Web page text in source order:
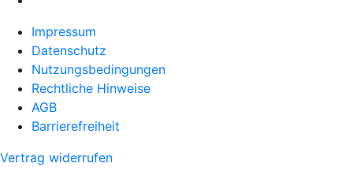
Impressum
Datenschutz
Nutzungsbedingungen
Rechtliche Hinweise
AGB
Barrierefreiheit
Vertrag widerrufen